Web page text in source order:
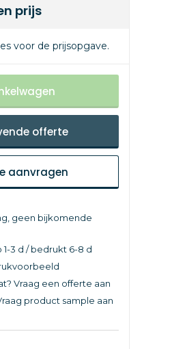
prijs
voor de prijsopgave.
offerte
aanvragen
geen bijkomende
3 d / bedrukt 6-8 d
Vraag een offerte aan
product sample aan